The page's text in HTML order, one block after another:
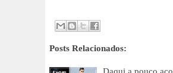
Posts Relacionados: